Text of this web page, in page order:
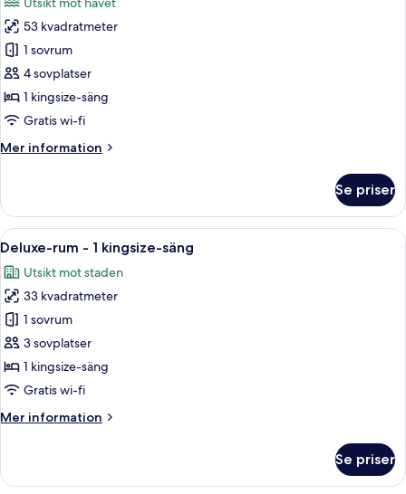
foton
för
Svit
-
balkong
-
53 kvadratmeter
1 sovrum
4 sovplatser
1 kingsize-säng
Gratis wi-fi
Mer information
Mer
-
balkong
-
Se priser
Öppna
alla
foton
för
Deluxe-
rum
-
1
säng
Ett hotellrum med en stor säng, ett
7
Deluxe-rum - 1 kingsize-säng
Utsikt mot staden
33 kvadratmeter
1 sovrum
3 sovplatser
1 kingsize-säng
Gratis wi-fi
Mer information
Mer
rum
Se priser